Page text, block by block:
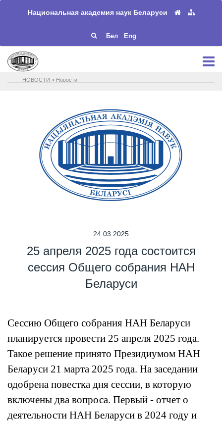
Национальная академия наук Беларуси
Бел Eng
НОВОСТИ > Новости
24.03.2025
25 апреля 2025 года состоится
сессия Общего собрания НАН
Беларуси
Сессию Общего собрания НАН Беларуси
планируется провести 25 апреля 2025 года.
Такое решение принято Президиумом НАН
Беларуси 21 марта 2025 года. На заседании
одобрена повестка дня сессии, в которую
включены два вопроса. Первый - отчет о
деятельности НАН Беларуси в 2024 году и